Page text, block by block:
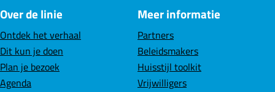
a
b
e
e
l
F
a
c
e
b
L
n
k
e
W
h
a
t
s
Over de linie
Ontdek het verhaal
Dit kun je doen
Plan je bezoek
Agenda
Meer informatie
Partners
Beleidsmakers
Huisstijl toolkit
Vrijwilligers